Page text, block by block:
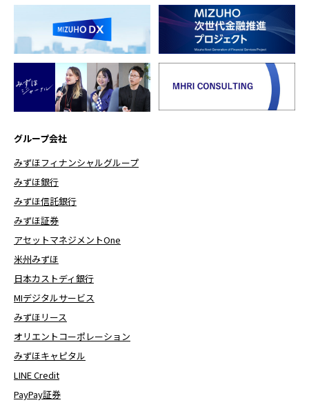
グループ会社
みずほフィナンシャルグループ
みずほ銀行
みずほ信託銀行
みずほ証券
アセットマネジメントOne
米州みずほ
日本カストディ銀行
MIデジタルサービス
みずほリース
オリエントコーポレーション
みずほキャピタル
LINE Credit
PayPay証券